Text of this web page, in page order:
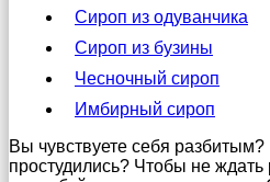
Сироп из одуванчика
Сироп из бузины
Чесночный сироп
Имбирный сироп
Вы чувствуете себя разбитым?
простудились? Чтобы не